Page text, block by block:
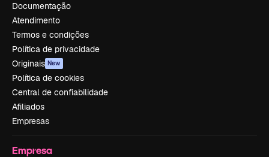
Documentação
Atendimento
Termos e condições
Política de privacidade
Originais New
Política de cookies
Central de confiabilidade
Afiliados
Empresas
Empresa